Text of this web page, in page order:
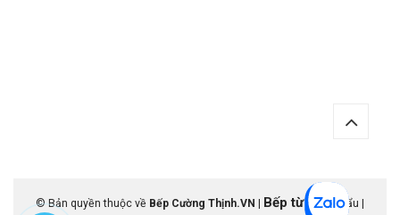
© Bản quyền thuộc về Bếp Cường Thịnh.VN Bếp từ nhập khẩu |